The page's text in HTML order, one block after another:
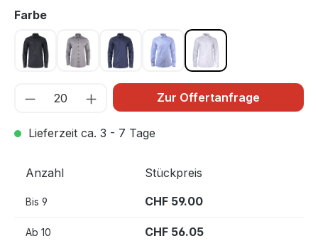
Farbeauswählen
BLACK 900Grau 955 NAVY 600SKY BLUE 500WHITE 100
Zur Offertanfrage
Lieferzeit ca. 3 - 7 Tage
Anzahl Stückpreis
Bis 9 CHF 59.00
Ab 10 CHF 56.05